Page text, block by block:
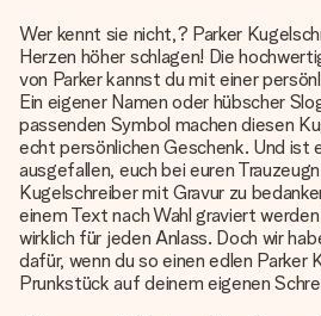
Wer kennt sie nicht,? Parker
Herzen höher schlagen! Die
von Parker kannst du mit einer
Ein eigener Namen oder hübscher
passenden Symbol machen diesen
echt persönlichen Geschenk. Und ist
ausgefallen, euch bei euren
Kugelschreiber mit Gravur zu
einem Text nach Wahl graviert
wirklich für jeden Anlass. Doch wir
dafür, wenn du so einen edlen Parker
Prunkstück auf deinem eigenen